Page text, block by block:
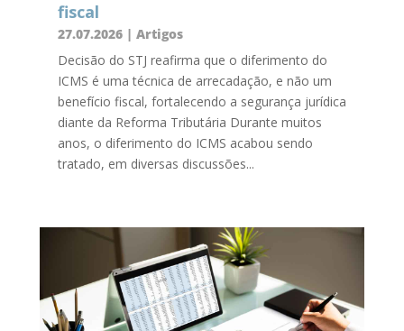
fiscal
27.07.2026| Artigos
Decisão do STJ reafirma que o diferimento do
ICMS é uma técnica de arrecadação, e não um
benefício fiscal, fortalecendo a segurança jurídica
diante da Reforma Tributária Durante muitos
anos, o diferimento do ICMS acabou sendo
tratado, em diversas discussões...